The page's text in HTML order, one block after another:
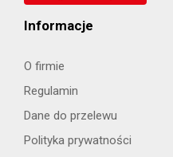
Informacje
O firmie
Regulamin
Dane do przelewu
Polityka prywatności